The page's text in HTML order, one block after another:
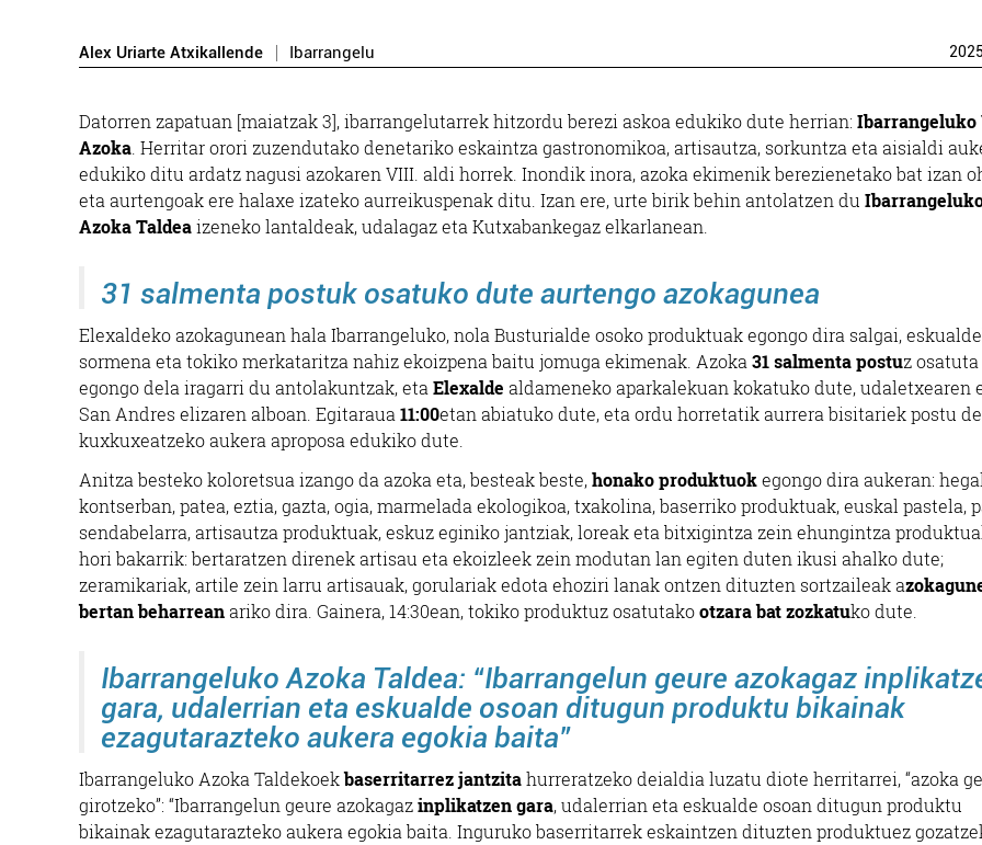
Alex Uriarte Atxikallende Ibarrangelu 2025
Datorren zapatuan [maiatzak 3], ibarrangelutarrek hitzordu berezi askoa edukiko dute herrian: Ibarrangeluko
Azoka . Herritar orori zuzendutako denetariko eskaintza gastronomikoa, artisautza, sorkuntza eta aisialdi
edukiko ditu ardatz nagusi azokaren VIII. aldi horrek. Inondik inora, azoka ekimenik berezienetako bat izan
eta aurtengoak ere halaxe izateko aurreikuspenak ditu. Izan ere, urte birik behin antolatzen du
Azoka Taldeaizeneko lantaldeak, udalagaz eta Kutxabankegaz elkarlanean.
31 salmenta postuk osatuko dute aurtengo azokagunea
Elexaldeko azokagunean hala Ibarrangeluko, nola Busturialde osoko produktuak egongo dira salgai,
sormena eta tokiko merkataritza nahiz ekoizpena baitu jomuga ekimenak. Azoka 31 salmenta postuz osatuta
egongo dela iragarri du antolakuntzak, eta Elexalde aldameneko aparkalekuan kokatuko dute, udaletxearen
San Andres elizaren alboan. Egitaraua 11:00etan abiatuko dute, eta ordu horretatik aurrera bisitariek postu
kuxkuxeatzeko aukera aproposa edukiko dute.
Anitza besteko koloretsua izango da azoka eta, besteak beste,honako produktuokegongo dira aukeran:
kontserban, patea, eztia, gazta, ogia, marmelada ekologikoa, txakolina, baserriko produktuak, euskal pastela,
sendabelarra, artisautza produktuak, eskuz eginiko jantziak, loreak eta bitxigintza zein ehungintza
hori bakarrik: bertaratzen direnek artisau eta ekoizleek zein modutan lan egiten duten ikusi ahalko dute;
zeramikariak, artile zein larru artisauak, gorulariak edota ehoziri lanak ontzen dituzten sortzaileak a
bertan beharreanariko dira. Gainera, 14:30ean, tokiko produktuz osatutakootzara bat zozkatuko dute.
Ibarrangeluko Azoka Taldea: “Ibarrangelun geure azokagaz
gara, udalerrian eta eskualde osoan ditugun produktu bikainak
ezagutarazteko aukera egokia baita”
Ibarrangeluko Azoka Taldekoekbaserritarrez jantzitahurreratzeko deialdia luzatu diote herritarrei, “azoka
girotzeko”: “Ibarrangelun geure azokagazinplikatzen gara, udalerrian eta eskualde osoan ditugun produktu
bikainak ezagutarazteko aukera egokia baita. Inguruko baserritarrek eskaintzen dituzten produktuez